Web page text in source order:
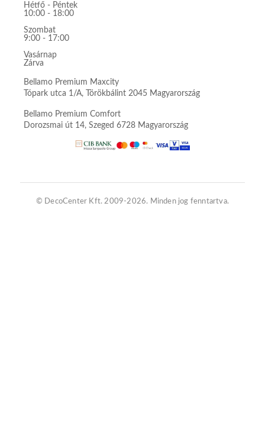
Hétfő - Péntek
10:00 - 18:00
Szombat
9:00 - 17:00
Vasárnap
Zárva
Bellamo Premium Maxcity
Tópark utca 1/A, Törökbálint 2045 Magyarország
Bellamo Premium Comfort
Dorozsmai út 14, Szeged 6728 Magyarország
© DecoCenter Kft. 2009-2026. Minden jog fenntartva.